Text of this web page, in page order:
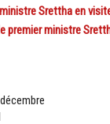
Srettha en
premier ministre